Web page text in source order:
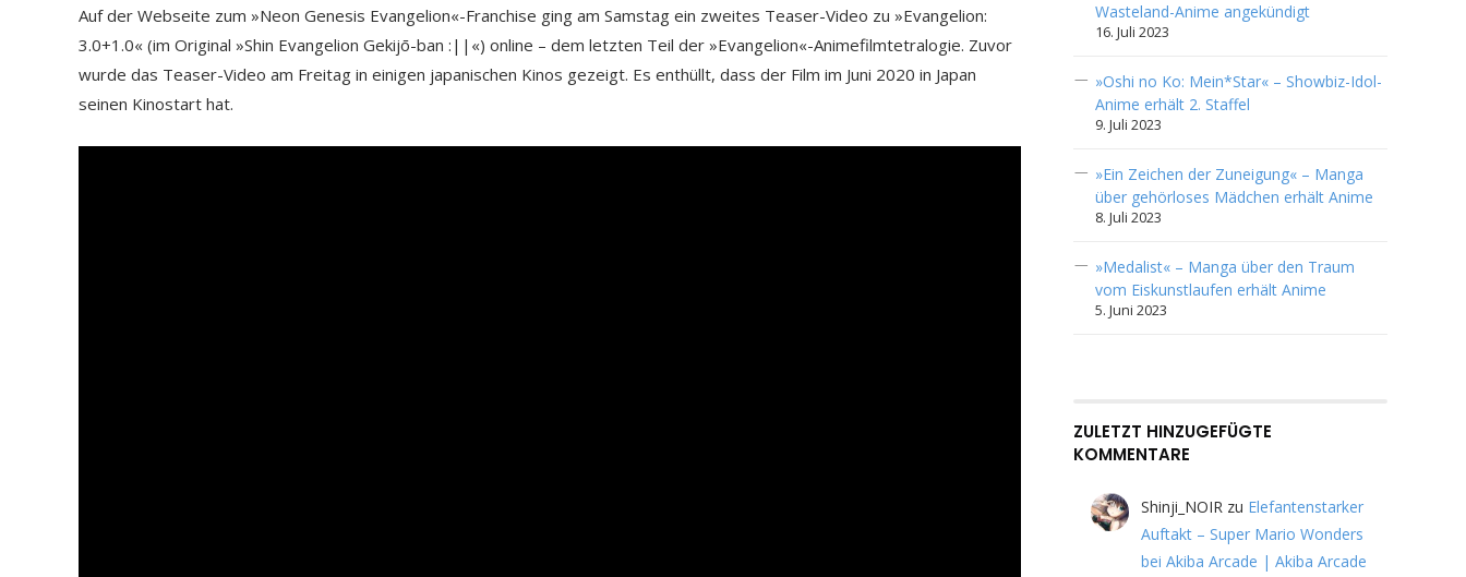
Auf der Webseite zum »Neon Genesis Evangelion«-Franchise ging am Samstag ein zweites Teaser-Video zu »Evangelion:
3.0+1.0« (im Original »Shin Evangelion Gekijō-ban :||«) online – dem letzten Teil der »Evangelion«-Animefilmtetralogie. Zuvor
wurde das Teaser-Video am Freitag in einigen japanischen Kinos gezeigt. Es enthüllt, dass der Film im Juni 2020 in Japan
seinen Kinostart hat.
Wasteland-Anime angekündigt
16. Juli 2023
»Oshi no Ko: Mein*Star« – Showbiz-Idol-
Anime erhält 2. Staffel
9. Juli 2023
»Ein Zeichen der Zuneigung« – Manga
über gehörloses Mädchen erhält Anime
8. Juli 2023
»Medalist« – Manga über den Traum
vom Eiskunstlaufen erhält Anime
5. Juni 2023
ZULETZT HINZUGEFÜGTE
KOMMENTARE
Shinji_NOIRzu Elefantenstarker
Auftakt – Super Mario Wonders
bei Akiba Arcade | Akiba Arcade